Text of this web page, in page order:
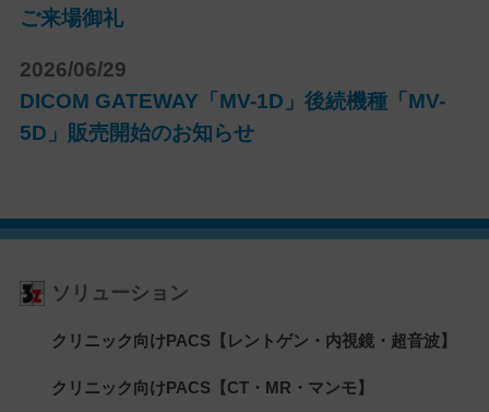
ご来場御礼
2026/06/29
DICOM GATEWAY「MV-1D」後続機種「MV-
5D」販売開始のお知らせ
ソリューション
クリニック向けPACS【レントゲン・内視鏡・超音波】
クリニック向けPACS【CT・MR・マンモ】